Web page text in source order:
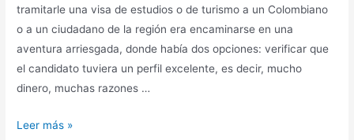
tramitarle una visa de estudios o de turismo a un Colombiano
o a un ciudadano de la región era encaminarse en una
aventura arriesgada, donde había dos opciones: verificar que
el candidato tuviera un perfil excelente, es decir, mucho
dinero, muchas razones …
Leer más »